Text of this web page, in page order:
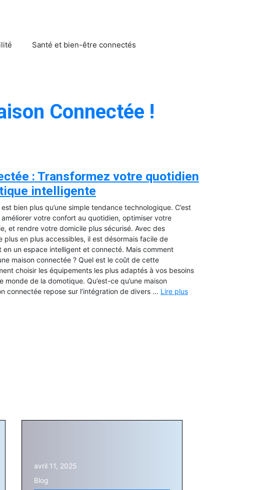
Santé et bien-être connectés
Connectée !
: Transformez votre quotidien
intelligente
bien plus qu’une simple tendance technologique. C’est
votre confort au quotidien, optimiser votre
et rendre votre domicile plus sécurisé. Avec des
plus en plus accessibles, il est désormais facile de
en un espace intelligent et connecté. Mais comment
maison connectée ? Quel est le coût de cette
choisir les équipements les plus adaptés à vos besoins
monde de la domotique. Qu’est-ce qu’une maison
connectée repose sur l’intégration de divers … Lire plus
avril 11, 2025
Blog